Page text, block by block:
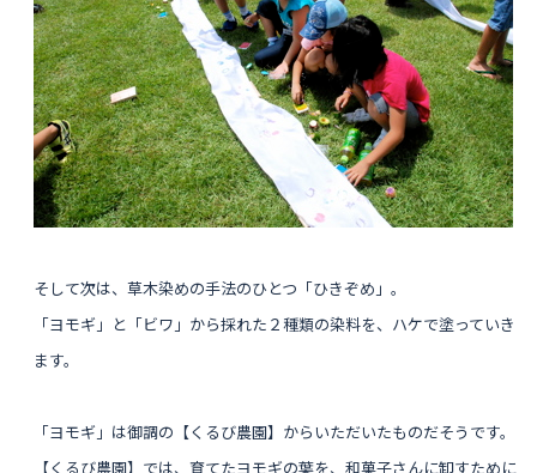
そして次は、草木染めの手法のひとつ「ひきぞめ」。
「ヨモギ」と「ビワ」から採れた２種類の染料を、ハケで塗っていき
ます。
「ヨモギ」は御調の【くるび農園】からいただいたものだそうです。
【くるび農園】では、育てたヨモギの葉を、和菓子さんに卸すために